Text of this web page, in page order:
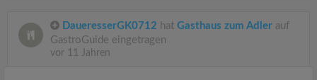
DaueresserGK0712 hat Gasthaus zum Adler auf
GastroGuide eingetragen
vor 11 Jahren